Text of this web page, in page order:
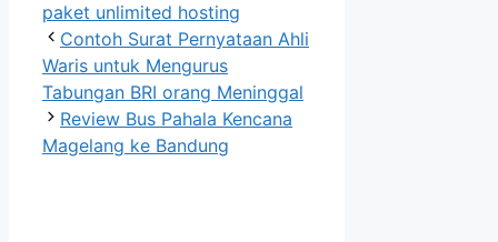
paket unlimited hosting
Contoh Surat Pernyataan Ahli
Waris untuk Mengurus
Tabungan BRI orang Meninggal
Review Bus Pahala Kencana
Magelang ke Bandung